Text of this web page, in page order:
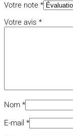
Votre note *
Votre avis *
Nom *
E-mail *